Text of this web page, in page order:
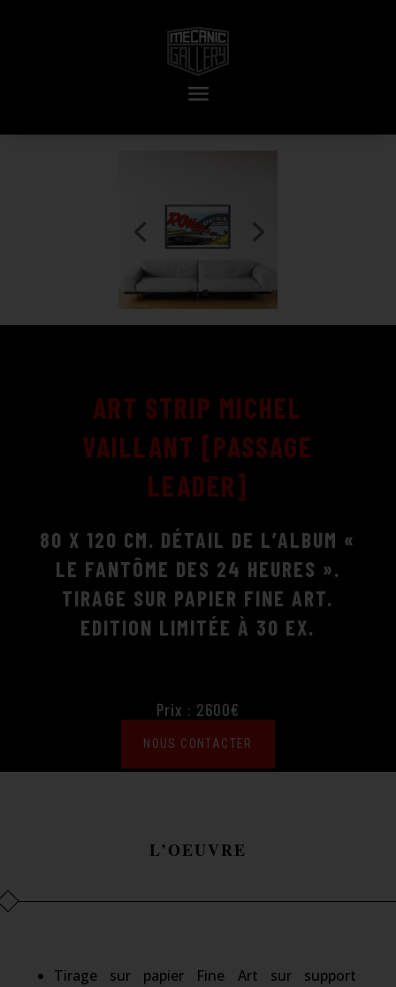
ART STRIP MICHEL
VAILLANT [PASSAGE
LEADER]
80 X 120 CM. DÉTAIL DE L’ALBUM «
LE FANTÔME DES 24 HEURES ».
TIRAGE SUR PAPIER FINE ART.
EDITION LIMITÉE À 30 EX.
Prix : 2600€
NOUS CONTACTER
L’OEUVRE
Tirage sur papier Fine Art sur support